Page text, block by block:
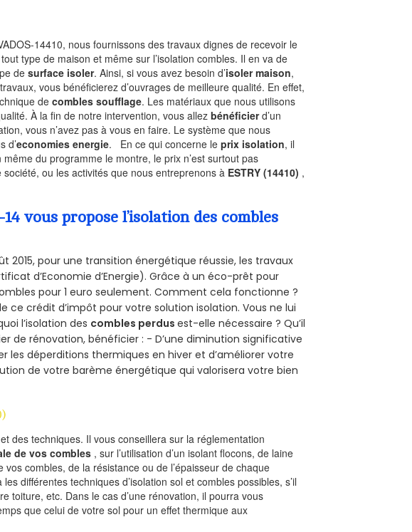
14410, nous fournissons des travaux dignes de recevoir le
type de maison et même sur l’isolation combles. Il en va de
desurface isoler. Ainsi, si vous avez besoin d’isoler maison,
vous bénéficierez d’ouvrages de meilleure qualité. En effet,
decombles soufflage. Les matériaux que nous utilisons
À la fin de notre intervention, vous allezbénéficierd’un
vous n’avez pas à vous en faire. Le système que nous
d’economies energie. En ce qui concerne leprix isolation, il
même du programme le montre, le prix n’est surtout pas
ou les activités que nous entreprenons à ESTRY (14410) ,
vous propose l’isolation des combles
2015, pour une transition énergétique réussie, les travaux
d’Economie d’Energie). Grâce à un éco-prêt pour
pour 1 euro seulement. Comment cela fonctionne ?
ce crédit d’impôt pour votre solution isolation. Vous ne lui
l’isolation des combles perdusest-elle nécessaire ? Qu’il
de rénovation, bénéficier : - D’une diminution significative
les déperditions thermiques en hiver et d’améliorer votre
de votre barème énergétique qui valorisera votre bien
des techniques. Il vous conseillera sur la réglementation
de vos combles , sur l’utilisation d’un isolant flocons, de laine
combles, de la résistance ou de l’épaisseur de chaque
différentes techniques d’isolation sol et combles possibles, s’il
toiture, etc. Dans le cas d’une rénovation, il pourra vous
que celui de votre sol pour un effet thermique aux